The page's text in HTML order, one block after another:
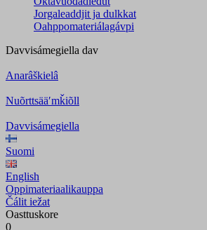
Jorgaleaddjit ja dulkkat
Oahppomateriálagávpi
Davvisámegiella dav
Anarâškielâ
Nuõrttsääʹmǩiõll
Davvisámegiella
Suomi
English
Oppimateriaalikauppa
Čálit iežat
Oasttuskore
0